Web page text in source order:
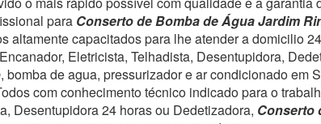
para Conserto de Bomba de Água Jardim
altamente capacitados para lhe atender a domicilio
Eletricista, Telhadista, Desentupidora,
, bomba de agua, pressurizador e ar condicionado em
com conhecimento técnico indicado para o
Desentupidora 24 horas ou Dedetizadora, Conserto